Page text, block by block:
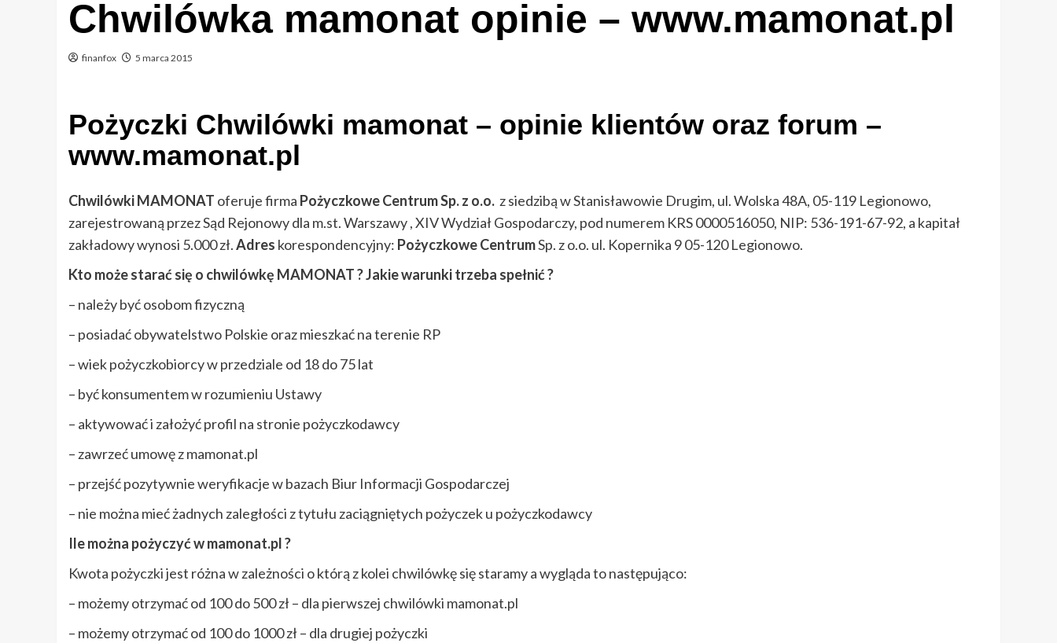
Chwilówka mamonat opinie – www.mamonat.pl
finanfox 5 marca 2015
Pożyczki Chwilówki mamonat – opinie klientów oraz forum –
www.mamonat.pl
Chwilówki MAMONAT oferuje firma Pożyczkowe Centrum Sp. z o.o. z siedzibą w Stanisławowie Drugim, ul. Wolska 48A, 05-119 Legionowo,
zarejestrowaną przez Sąd Rejonowy dla m.st. Warszawy , XIV Wydział Gospodarczy, pod numerem KRS 0000516050, NIP: 536-191-67-92, a kapitał
zakładowy wynosi 5.000 zł.Adres korespondencyjny: Pożyczkowe CentrumSp. z o.o. ul. Kopernika 905-120 Legionowo.
Kto może starać się o chwilówkę MAMONAT ? Jakie warunki trzeba spełnić ?
– należy być osobom fizyczną
– posiadać obywatelstwo Polskie oraz mieszkać na terenie RP
– wiek pożyczkobiorcy w przedziale od 18 do 75 lat
– być konsumentem w rozumieniu Ustawy
– aktywować i założyć profil na stronie pożyczkodawcy
– zawrzeć umowę z mamonat.pl
– przejść pozytywnie weryfikacje w bazach Biur Informacji Gospodarczej
– nie można mieć żadnych zaległości z tytułu zaciągniętych pożyczek u pożyczkodawcy
Ile można pożyczyć w mamonat.pl ?
Kwota pożyczki jest różna w zależności o którą z kolei chwilówkę się staramy a wygląda to następująco:
– możemy otrzymać od 100 do 500 zł – dla pierwszej chwilówki mamonat.pl
– możemy otrzymać od 100 do 1000 zł – dla drugiej pożyczki